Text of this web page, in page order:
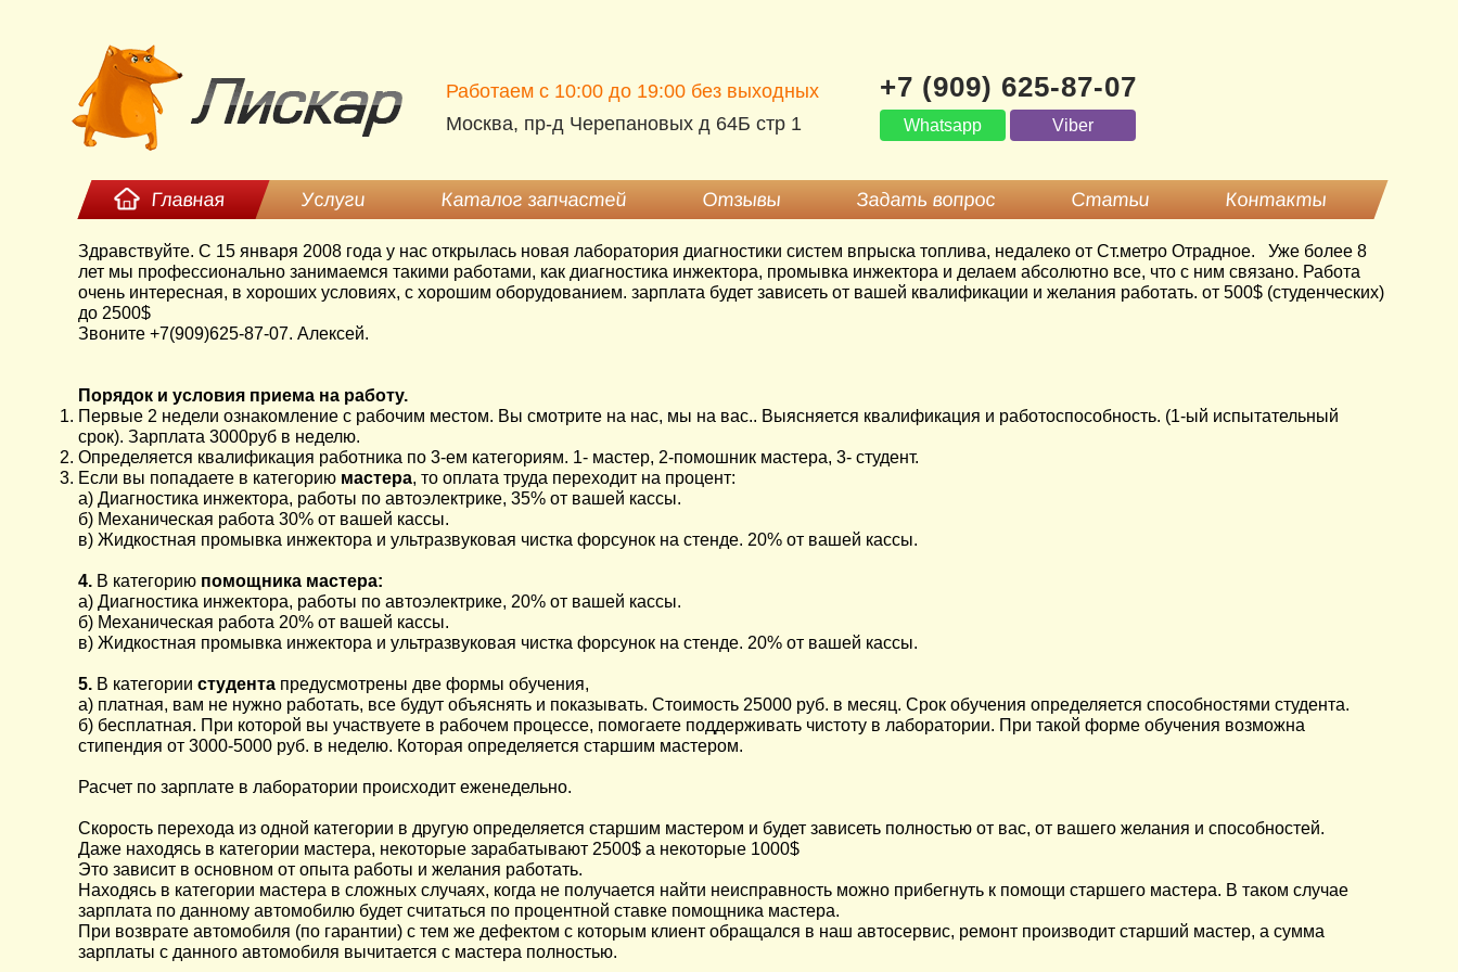
Работаем c 10:00 до 19:00 без выходных
Москва, пр-д Черепановых д 64Б стр 1
+7 (909) 625-87-07
Whatsapp Viber
Главная Услуги Каталог запчастей Отзывы Задать вопрос Статьи Контакты
Здравствуйте. С 15 января 2008 года у нас открылась новая лаборатория диагностики систем впрыска топлива, недалеко от Ст.метро Отрадное. Уже более 8
лет мы профессионально занимаемся такими работами, как диагностика инжектора, промывка инжектора и делаем абсолютно все, что с ним связано. Работа
очень интересная, в хороших условиях, с хорошим оборудованием. зарплата будет зависеть от вашей квалификации и желания работать. от 500$ (студенческих)
до 2500$
Звоните +7(909)625-87-07. Алексей.
Порядок и условия приема на работу.
Первые 2 недели ознакомление с рабочим местом. Вы смотрите на нас, мы на вас.. Выясняется квалификация и работоспособность. (1-ый испытательный
срок). Зарплата 3000руб в неделю.
Определяется квалификация работника по 3-ем категориям. 1- мастер, 2-помошник мастера, 3- студент.
Если вы попадаете в категорию мастера, то оплата труда переходит на процент:
а) Диагностика инжектора, работы по автоэлектрике, 35% от вашей кассы.
б) Механическая работа 30% от вашей кассы.
в) Жидкостная промывка инжектора и ультразвуковая чистка форсунок на стенде. 20% от вашей кассы.
4. В категорию помощника мастера:
а) Диагностика инжектора, работы по автоэлектрике, 20% от вашей кассы.
б) Механическая работа 20% от вашей кассы.
в) Жидкостная промывка инжектора и ультразвуковая чистка форсунок на стенде. 20% от вашей кассы.
5. В категории студента предусмотрены две формы обучения,
а) платная, вам не нужно работать, все будут объяснять и показывать. Стоимость 25000 руб. в месяц. Срок обучения определяется способностями студента.
б) бесплатная. При которой вы участвуете в рабочем процессе, помогаете поддерживать чистоту в лаборатории. При такой форме обучения возможна
стипендия от 3000-5000 руб. в неделю. Которая определяется старшим мастером.
Расчет по зарплате в лаборатории происходит еженедельно.
Скорость перехода из одной категории в другую определяется старшим мастером и будет зависеть полностью от вас, от вашего желания и способностей.
Даже находясь в категории мастера, некоторые зарабатывают 2500$ а некоторые 1000$
Это зависит в основном от опыта работы и желания работать.
Находясь в категории мастера в сложных случаях, когда не получается найти неисправность можно прибегнуть к помощи старшего мастера. В таком случае
зарплата по данному автомобилю будет считаться по процентной ставке помощника мастера.
При возврате автомобиля (по гарантии) с тем же дефектом с которым клиент обращался в наш автосервис, ремонт производит старший мастер, а сумма
зарплаты с данного автомобиля вычитается с мастера полностью.